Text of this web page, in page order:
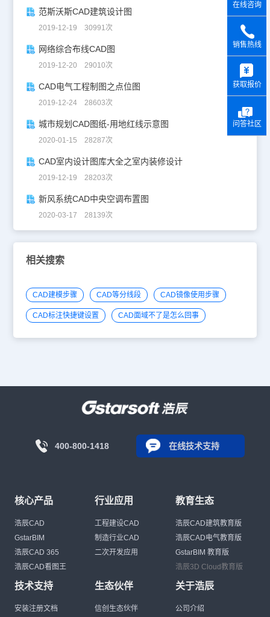
范斯沃斯CAD建筑设计图
2019-12-19 30991次
网络综合布线CAD图
2019-12-20 29010次
CAD电气工程制图之点位图
2019-12-24 28603次
城市规划CAD图纸-用地红线示意图
2020-01-15 28287次
CAD室内设计图库大全之室内装修设计
2019-12-19 28203次
新风系统CAD中央空调布置图
2020-03-17 28139次
相关搜索
CAD建模步骤 CAD等分线段 CAD镜像使用步骤
CAD标注快捷键设置 CAD面域不了是怎么回事
400-800-1418 在线技术支持
核心产品
浩辰CAD
GstarBIM
浩辰CAD 365
浩辰CAD看图王
行业应用
工程建设CAD
制造行业CAD
二次开发应用
教育生态
浩辰CAD建筑教育版
浩辰CAD电气教育版
GstarBIM 教育版
浩辰3D Cloud教育版
技术支持
安装注册文档
生态伙伴
信创生态伙伴
关于浩辰
公司介绍
在线咨询
销售热线
获取报价
问答社区